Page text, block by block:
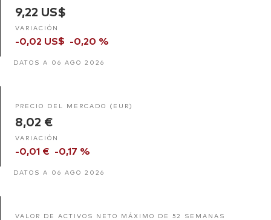
9,22 US$
VARIACIÓN
-0,02 US$ -0,20 %
DATOS A 06 AGO 2026
PRECIO DEL MERCADO (EUR)
8,02 €
VARIACIÓN
-0,01 € -0,17 %
DATOS A 06 AGO 2026
VALOR DE ACTIVOS NETO MÁXIMO DE 52 SEMANAS